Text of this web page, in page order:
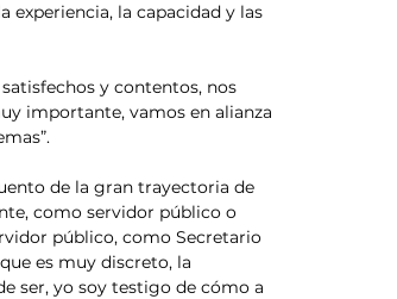
experiencia, la capacidad y las
y contentos, nos
importante, vamos en alianza
de la gran trayectoria de
como servidor público o
público, como Secretario
es muy discreto, la
ser, yo soy testigo de cómo a